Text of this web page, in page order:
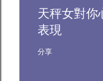
天秤女對你
表現
分享